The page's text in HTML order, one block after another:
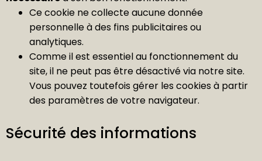
Ce cookie ne collecte aucune donnée
personnelle à des fins publicitaires ou
analytiques.
Comme il est essentiel au fonctionnement du
site, il ne peut pas être désactivé via notre site.
Vous pouvez toutefois gérer les cookies à partir
des paramètres de votre navigateur.
Sécurité des informations